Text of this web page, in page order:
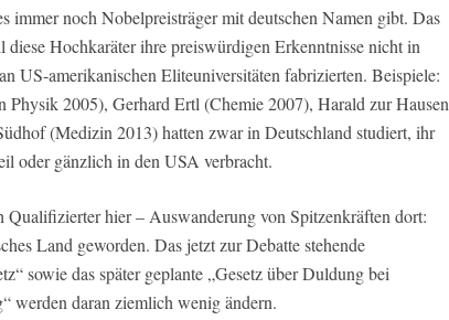
immer noch Nobelpreisträger mit deutschen Namen gibt. Das
diese Hochkaräter ihre preiswürdigen Erkenntnisse nicht in
US-amerikanischen Eliteuniversitäten fabrizierten. Beispiele:
Physik 2005), Gerhard Ertl (Chemie 2007), Harald zur Hausen
(Medizin 2013) hatten zwar in Deutschland studiert, ihr
oder gänzlich in den USA verbracht.
Qualifizierter hier – Auswanderung von Spitzenkräften dort:
Land geworden. Das jetzt zur Debatte stehende
sowie das später geplante „Gesetz über Duldung bei
werden daran ziemlich wenig ändern.